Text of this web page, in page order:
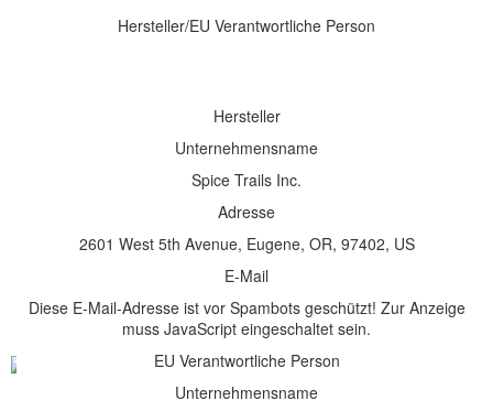
Hersteller/EU Verantwortliche Person
Hersteller
Unternehmensname
Spice Trails Inc.
Adresse
2601 West 5th Avenue, Eugene, OR, 97402, US
E-Mail
Diese E-Mail-Adresse ist vor Spambots geschützt! Zur Anzeige
muss JavaScript eingeschaltet sein.
EU Verantwortliche Person
Unternehmensname